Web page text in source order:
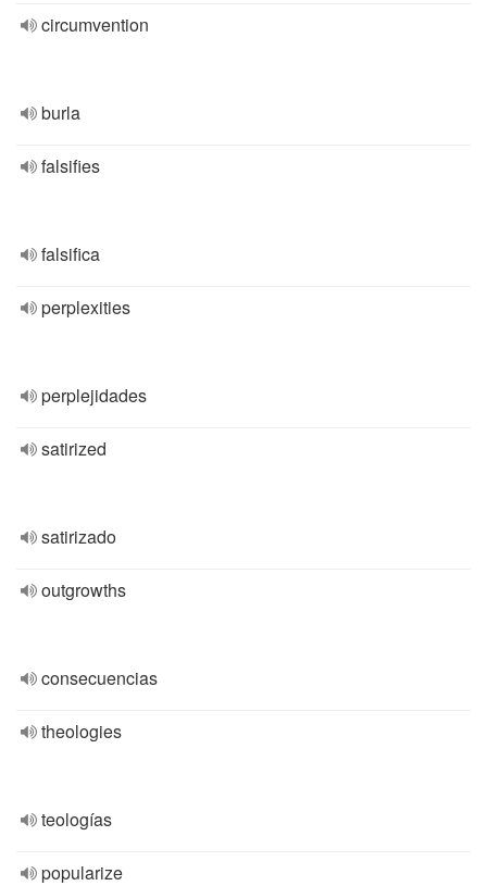
circumvention
burla
falsifies
falsifica
perplexities
perplejidades
satirized
satirizado
outgrowths
consecuencias
theologies
teologías
popularize